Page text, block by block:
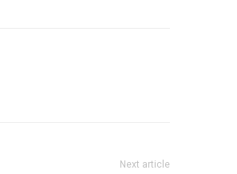
Next article